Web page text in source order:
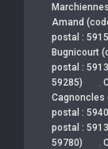
Amand
postal :
Bugnicourt
postal :
59285)
,
Cagnoncles
postal :
postal :
59780)
,